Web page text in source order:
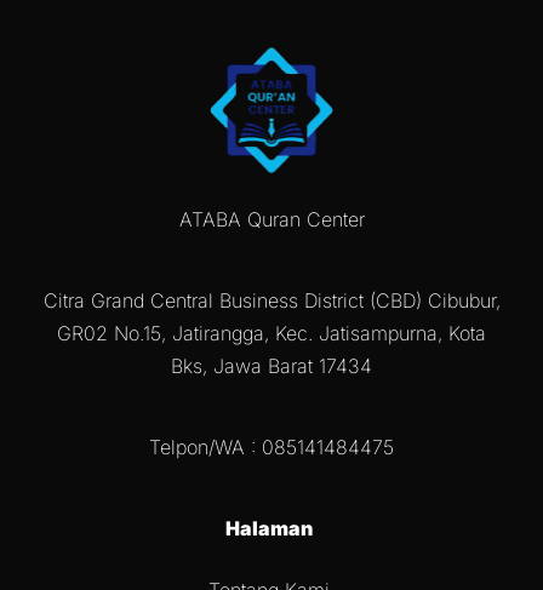
ATABA Quran Center
Citra Grand Central Business District (CBD) Cibubur,
GR02 No.15, Jatirangga, Kec. Jatisampurna, Kota
Bks, Jawa Barat 17434
Telpon/WA : 085141484475
Halaman